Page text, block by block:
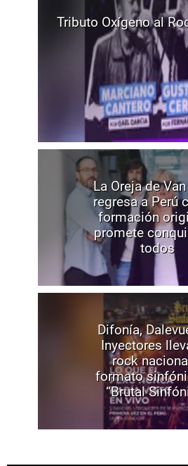
Tributo Oxígeno al
La Oreja de
regresa a Perú
formación
promete
todos
Difonía,
Inyectores
rock
formato
“Brutal